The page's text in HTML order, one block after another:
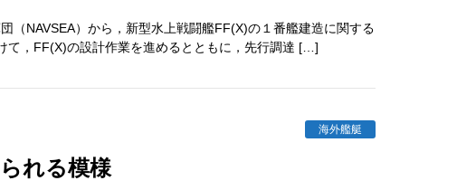
NAVSEA）から，新型水上戦闘艦FF(X)の１番艦建造に関する
て，FF(X)の設計作業を進めるとともに，先行調達 […]
海外艦艇
れる模様